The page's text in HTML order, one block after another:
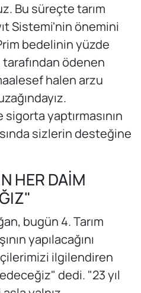
Bu süreçte tarım
Sistemi'nin önemini
bedelinin yüzde
ödenen
halen arzu
yaptırmasının
sizlerin desteğine
HER DAİM
bugün 4. Tarım
yapılacağını
ilgilendiren
dedi. "23 yıl